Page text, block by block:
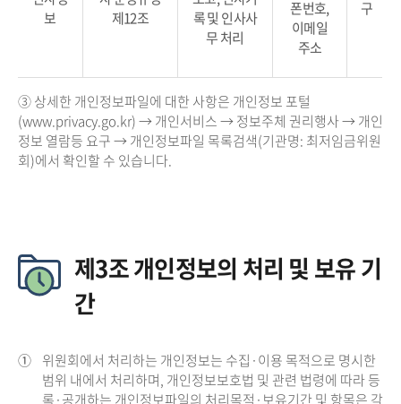
보
제12조
록 및 인사사
무 처리
폰번호,
이메일
주소
구
③ 상세한 개인정보파일에 대한 사항은 개인정보 포털
(www.privacy.go.kr) → 개인서비스 → 정보주체 권리행사 → 개인
정보 열람등 요구 → 개인정보파일 목록검색(기관명: 최저임금위원
회)에서 확인할 수 있습니다.
제3조 개인정보의 처리 및 보유 기
간
① 위원회에서 처리하는 개인정보는 수집·이용 목적으로 명시한
범위 내에서 처리하며, 개인정보보호법 및 관련 법령에 따라 등
록·공개하는 개인정보파일의 처리목적·보유기간 및 항목은 각